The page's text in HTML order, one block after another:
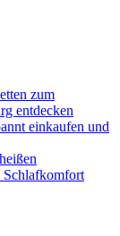
zum
entdecken
einkaufen und
Schlafkomfort